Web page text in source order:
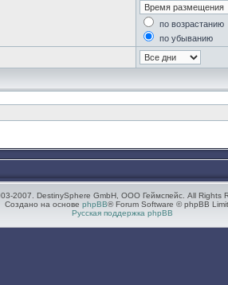
по возрастанию
по убыванию
2007. DestinySphere GmbH, ООО Геймспейс. All Rights
Создано на основе phpBB® Forum Software © phpBB
Русская поддержка phpBB